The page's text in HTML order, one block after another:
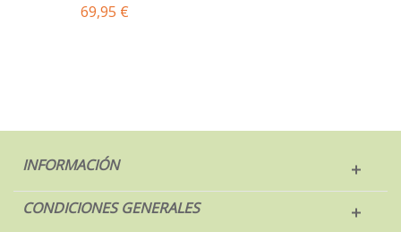
69,95 €
INFORMACIÓN
CONDICIONES GENERALES